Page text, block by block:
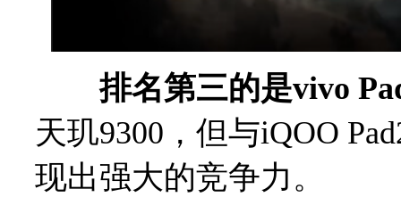
排名第三的是vivo
天玑9300，但与iQOO
现出强大的竞争力。